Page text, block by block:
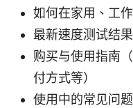
如何在家用、工
最新速度测试结
购买与使用指南
付方式等）
使用中的常见问